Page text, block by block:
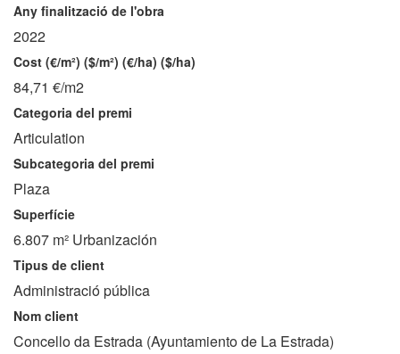
Any finalització de l'obra
2022
Cost (€/m²) ($/m²) (€/ha) ($/ha)
84,71 €/m2
Categoria del premi
Articulation
Subcategoria del premi
Plaza
Superfície
6.807 m² Urbanización
Tipus de client
Administració pública
Nom client
Concello da Estrada (Ayuntamiento de La Estrada)